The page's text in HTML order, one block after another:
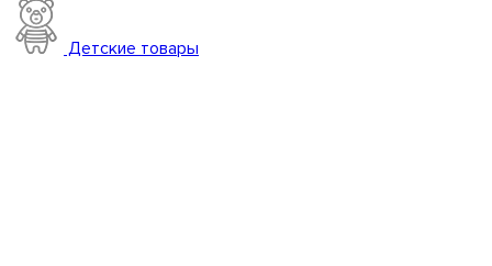
Детские товары